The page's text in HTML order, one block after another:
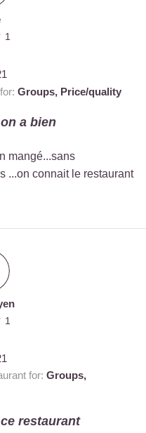
1
Groups, Price/quality
a bien
mangé...sans
...on connait le restaurant
1
for: Groups,
restaurant